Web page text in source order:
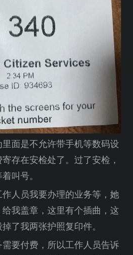
面是不允许带手机等数码设
存在安检处了。过了安检，
叫号。
人员我要办理的业务等，她
我盖章，这里有个插曲，这
了我两张护照复印件。
要付费，所以工作人员告诉